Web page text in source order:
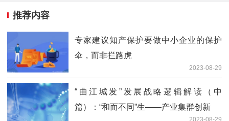
推荐内容
专家建议知产保护要做中小企业的保护
伞，而非拦路虎
2023-08-29
“曲江城发”发展战略逻辑解读（中
篇）：“和而不同”生——产业集群创新